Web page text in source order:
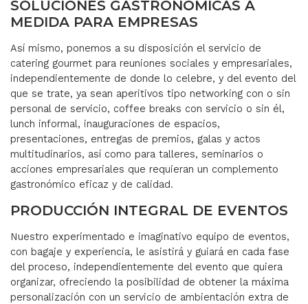
SOLUCIONES GASTRONÓMICAS A
MEDIDA PARA EMPRESAS
Así mismo, ponemos a su disposición el servicio de
catering gourmet para reuniones sociales y empresariales,
independientemente de donde lo celebre, y del evento del
que se trate, ya sean aperitivos tipo networking con o sin
personal de servicio, coffee breaks con servicio o sin él,
lunch informal, inauguraciones de espacios,
presentaciones, entregas de premios, galas y actos
multitudinarios, así como para talleres, seminarios o
acciones empresariales que requieran un complemento
gastronómico eficaz y de calidad.
PRODUCCIÓN INTEGRAL DE EVENTOS
Nuestro experimentado e imaginativo equipo de eventos,
con bagaje y experiencia, le asistirá y guiará en cada fase
del proceso, independientemente del evento que quiera
organizar, ofreciendo la posibilidad de obtener la máxima
personalización con un servicio de ambientación extra de